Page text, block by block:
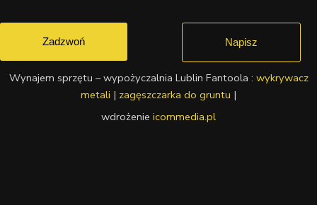
Zadzwoń Napisz
Wynajem sprzętu – wypożyczalnia Lublin Fantoola : wykrywacz
metali | zagęszczarka do gruntu |
wdrożenie icommedia.pl